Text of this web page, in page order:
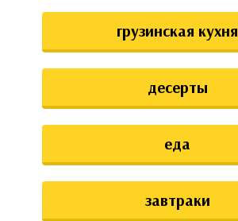
грузинская кухня
десерты
еда
завтраки